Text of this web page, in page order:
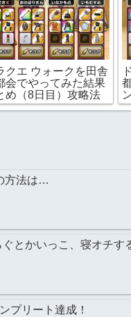
クエ ウォークを田舎
会でやってみた結果
め（8日目）攻略法
い
方法は…
とかいっこ、寝オチす
プリート達成！